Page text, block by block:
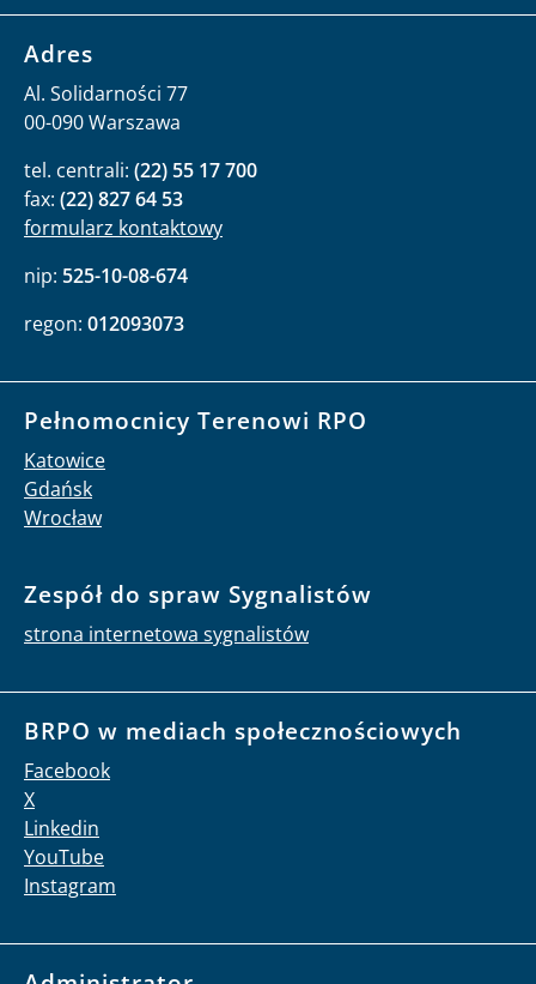
Adres
Al. Solidarności 77
00-090 Warszawa
tel. centrali: (22) 55 17 700
fax: (22) 827 64 53
formularz kontaktowy
nip: 525-10-08-674
regon: 012093073
Pełnomocnicy Terenowi RPO
Katowice
Gdańsk
Wrocław
Zespół do spraw Sygnalistów
strona internetowa sygnalistów
BRPO w mediach społecznościowych
Facebook
X
Linkedin
YouTube
Instagram